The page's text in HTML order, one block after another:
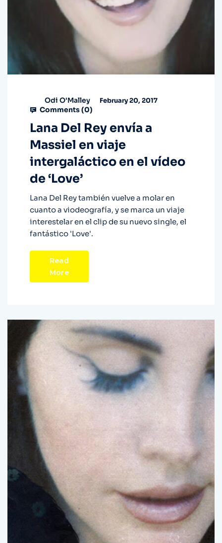
Odi O'Malley February 20, 2017
Comments (0)
Lana Del Rey envía a
Massiel en viaje
intergaláctico en el vídeo
de ‘Love’
Lana Del Rey también vuelve a molar en
cuanto a viodeografía, y se marca un viaje
interestelar en el clip de su nuevo single, el
fantástico 'Love'.
Read
More